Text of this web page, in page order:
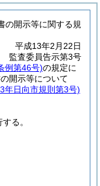
の開示等に関する規
平成13年2月22日
監査委員告示第3号
例第46号)の規定に
開示等について
年日向市規則第3号)
る。